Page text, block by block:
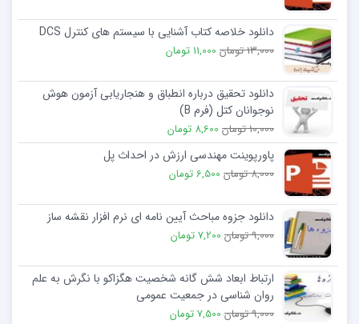
دانلود خلاصه کتاب آشنایی با سیستم های کنترل DCS
13,000 تومان 11,000 تومان
دانلود تحقیق درباره انطباق و هنجاریابی آزمون هوش
نوجوانان کتل (فرم B)
10,000 تومان 8,600 تومان
پاورپوینت مهندسی ارزش در احداث پل
8,000 تومان 6,500 تومان
دانلود جزوه مباحث آیین نامه ای نرم افزار نقشه ساز
9,000 تومان 7,200 تومان
ارتباط ابعاد شش گانه شخصیت هگزاکو با نگرش به علم
روان شناسی در جمعیت عمومی
9,000 تومان 7,500 تومان